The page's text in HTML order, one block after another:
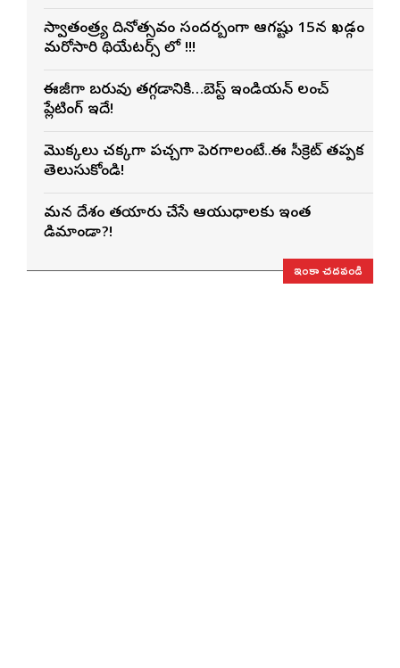
స్వాతంత్ర్య దినోత్సవం సందర్బంగా ఆగష్టు 15న ఖడ్గం
మరోసారి థియేటర్స్ లో !!!
ఈజీగా బరువు తగ్గడానికి…బెస్ట్ ఇండియన్ లంచ్
ప్లేటింగ్ ఇదే!
మొక్కలు చక్కగా పచ్చగా పెరగాలంటే..ఈ సీక్రెట్ తప్పక
తెలుసుకోండి!
మన దేశం తయారు చేసే ఆయుధాలకు ఇంత
డిమాండా?!
ఇంకా చదవండి